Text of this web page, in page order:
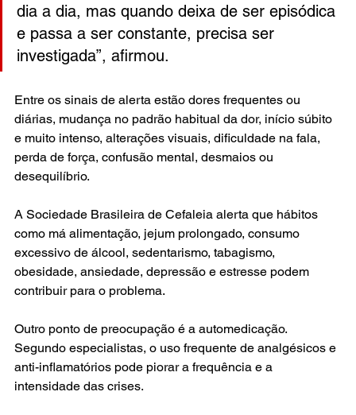
dia a dia, mas quando deixa de ser episódica
e passa a ser constante, precisa ser
investigada”, afirmou.
Entre os sinais de alerta estão dores frequentes ou
diárias, mudança no padrão habitual da dor, início súbito
e muito intenso, alterações visuais, dificuldade na fala,
perda de força, confusão mental, desmaios ou
desequilíbrio.
A Sociedade Brasileira de Cefaleia alerta que hábitos
como má alimentação, jejum prolongado, consumo
excessivo de álcool, sedentarismo, tabagismo,
obesidade, ansiedade, depressão e estresse podem
contribuir para o problema.
Outro ponto de preocupação é a automedicação.
Segundo especialistas, o uso frequente de analgésicos e
anti-inflamatórios pode piorar a frequência e a
intensidade das crises.